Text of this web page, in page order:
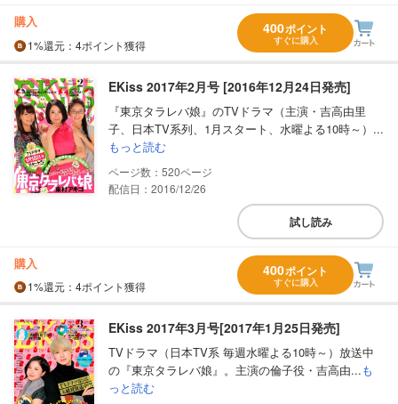
購入
1%還元 ：4ポイント獲得
400ポイント
すぐに購入
EKiss 2017年2月号 [2016年12月24日発売]
『東京タラレバ娘』のTVドラマ（主演・吉高由里
子、日本TV系列、1月スタート、水曜よる10時～）...
もっと読む
520
配信日：2016/12/26
試し読み
購入
1%還元 ：4ポイント獲得
400ポイント
すぐに購入
EKiss 2017年3月号[2017年1月25日発売]
TVドラマ（日本TV系 毎週水曜よる10時～）放送中
の『東京タラレバ娘』。主演の倫子役・吉高由...も
っと読む